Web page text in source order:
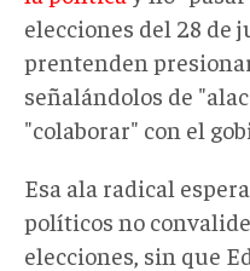
elecciones del 28 de
prentenden
señalándolos de
"colaborar" con el
Esa ala radical
políticos no
elecciones, sin que